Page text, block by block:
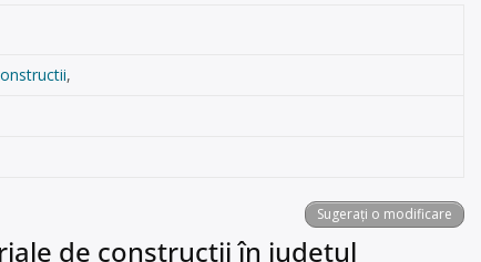
,
Sugerați o modificare
de constructii în județul